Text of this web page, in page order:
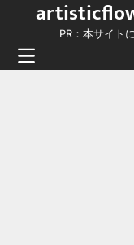
content
PR：本サイト